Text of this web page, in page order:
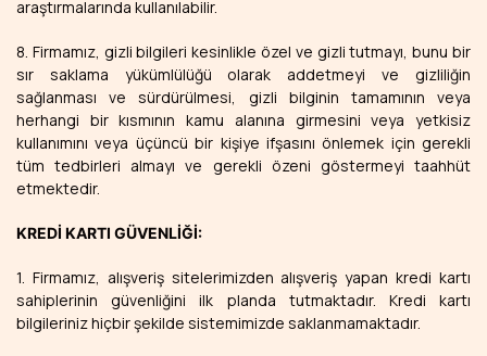
araştırmalarında kullanılabilir.
8. Firmamız, gizli bilgileri kesinlikle özel ve gizli tutmayı, bunu bir
sır saklama yükümlülüğü olarak addetmeyi ve gizliliğin
sağlanması ve sürdürülmesi, gizli bilginin tamamının veya
herhangi bir kısmının kamu alanına girmesini veya yetkisiz
kullanımını veya üçüncü bir kişiye ifşasını önlemek için gerekli
tüm tedbirleri almayı ve gerekli özeni göstermeyi taahhüt
etmektedir.
KREDİ KARTI GÜVENLİĞİ:
1. Firmamız, alışveriş sitelerimizden alışveriş yapan kredi kartı
sahiplerinin güvenliğini ilk planda tutmaktadır. Kredi kartı
bilgileriniz hiçbir şekilde sistemimizde saklanmamaktadır.